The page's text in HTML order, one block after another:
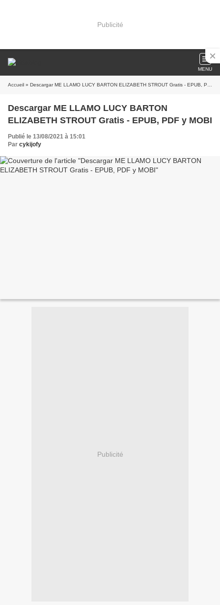
Publicité
MENU
Accueil » Descargar ME LLAMO LUCY BARTON ELIZABETH STROUT Gratis - EPUB, PDF y MOBI
Descargar ME LLAMO LUCY BARTON
ELIZABETH STROUT Gratis - EPUB, PDF y MOBI
Publié le 13/08/2021 à 15:01
Par cykijofy
Publicité